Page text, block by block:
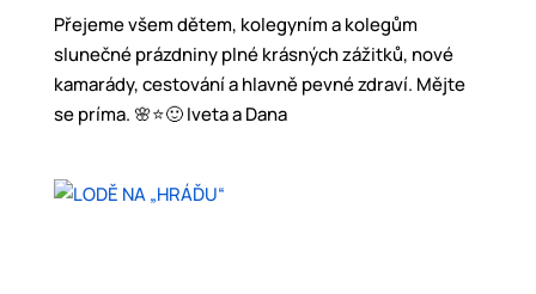
Přejeme všem dětem, kolegyním a kolegům
slunečné prázdniny plné krásných zážitků, nové
kamarády, cestování a hlavně pevné zdraví. Mějte
se príma. 🌸⭐️🙂 Iveta a Dana